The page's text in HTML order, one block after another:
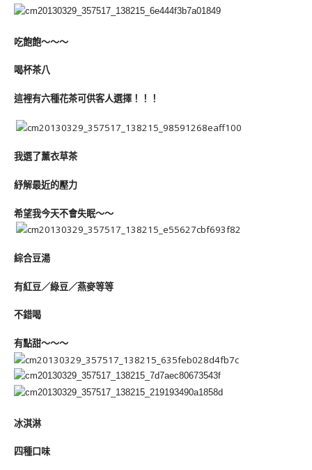
吃飽飽～～～
喝杯茶八
這裡有六種花茶可供客人選擇！！！
我選了薰衣草茶
紓解最近的壓力
希望我今天不會失眠～～
綜合豆湯
有紅豆／綠豆／燕麥等等
不錯喝
有點甜～～～
冰淇淋
四種口味